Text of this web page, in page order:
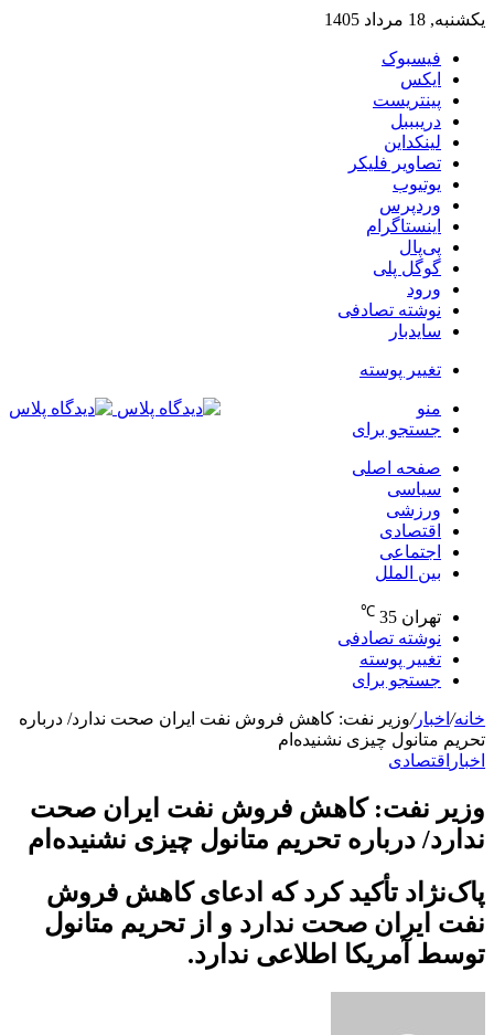
یکشنبه, 18 مرداد 1405
فیسبوک
ایکس
پینتریست
دریبببل
لینکداین
تصاویر فلیکر
یوتیوب
وردپرس
اینستاگرام
پی‌پال
گوگل پلی
ورود
نوشته تصادفی
سایدبار
تغییر پوسته
منو
جستجو برای
صفحه اصلی
سیاسی
ورزشی
اقتصادی
اجتماعی
بین الملل
تهران 35
℃
نوشته تصادفی
تغییر پوسته
جستجو برای
خانه/ اخبار/وزیر نفت: کاهش فروش نفت ایران صحت ندارد/ درباره
تحریم متانول چیزی نشنیده‌ام
اخبار اقتصادی
وزیر نفت: کاهش فروش نفت ایران صحت
ندارد/ درباره تحریم متانول چیزی نشنیده‌ام
پاک‌نژاد تأکید کرد که ادعای کاهش فروش
نفت ایران صحت ندارد و از تحریم متانول
توسط آمریکا اطلاعی ندارد.